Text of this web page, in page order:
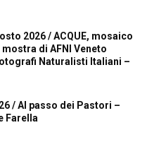
2026 / ACQUE, mosaico
di AFNI Veneto
Naturalisti Italiani –
/ Al passo dei Pastori –
Farella